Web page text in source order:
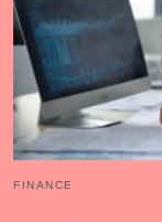
FINANCE